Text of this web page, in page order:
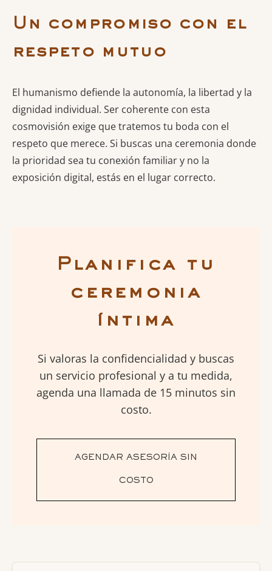
Un compromiso con el
respeto mutuo
El humanismo defiende la autonomía, la libertad y la
dignidad individual. Ser coherente con esta
cosmovisión exige que tratemos tu boda con el
respeto que merece. Si buscas una ceremonia donde
la prioridad sea tu conexión familiar y no la
exposición digital, estás en el lugar correcto.
Planifica tu
ceremonia
íntima
Si valoras la confidencialidad y buscas
un servicio profesional y a tu medida,
agenda una llamada de 15 minutos sin
costo.
AGENDAR ASESORÍA SIN
COSTO